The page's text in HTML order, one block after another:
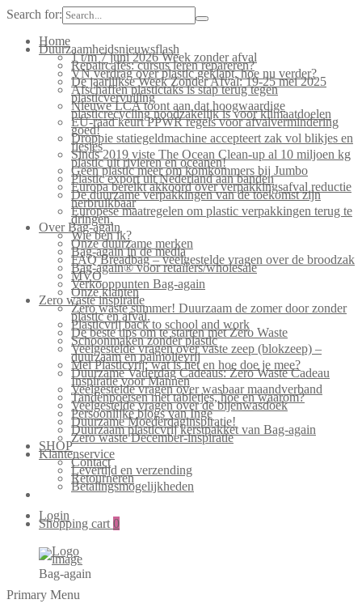
Search for:
Home
Duurzaamheidsnieuwsflash
1 t/m 7 juni 2026 Week zonder afval
Repaircafés: cursus leren repareren?
VN verdrag over plastic geklapt, hoe nu verder?
De jaarlijkse Week Zonder Afval: 19-25 mei 2025
Afschaffen plastictaks is stap terug tegen
plasticvervuiling
Nieuwe LCA toont aan dat hoogwaardige
plasticrecycling noodzakelijk is voor klimaatdoelen
EU-raad keurt PPWR regels voor afvalvermindering
goed!
Droppie statiegeldmachine accepteert zak vol blikjes en
flesjes
Sinds 2019 viste The Ocean Clean-up al 10 miljoen kg
plastic uit rivieren en oceanen!
Geen plastic meer om komkommers bij Jumbo
Plastic export uit Nederland aan banden
Europa bereikt akkoord over verpakkingsafval reductie
De duurzame verpakkingen van de toekomst zijn
herbruikbaar
Europese maatregelen om plastic verpakkingen terug te
dringen.
Over Bag-again
Wie ben ik?
Onze duurzame merken
Bag-again in de media
FAQ Breadbag – veelgestelde vragen over de broodzak
Bag-again® voor retailers/wholesale
MVO
Verkooppunten Bag-again
Onze klanten
Zero waste inspiratie
Zero waste summer! Duurzaam de zomer door zonder
plastic en afval.
Plasticvrij back to school and work
De beste tips om te starten met Zero Waste
Schoonmaken zonder plastic
Veelgestelde vragen over vaste zeep (blokzeep) –
duurzaam en palmolievrij
Mei Plasticvrij: wat is het en hoe doe je mee?
Duurzame Vaderdag Cadeaus: Zero Waste Cadeau
Inspiratie voor Mannen
Veelgestelde vragen over wasbaar maandverband
Tandenpoetsen met tabletjes, hoe en waarom?
Veelgestelde vragen over de bijenwasdoek
Persoonlijke blogs van Inge
Duurzame Moederdaginspiratie!
Duurzaam plasticvrij kerstpakket van Bag-again
Zero waste December-inspiratie
SHOP
Klantenservice
Contact
Levertijd en verzending
Retourneren
Betalingsmogelijkheden
Login
Shopping cart 0
Bag-again
Primary Menu